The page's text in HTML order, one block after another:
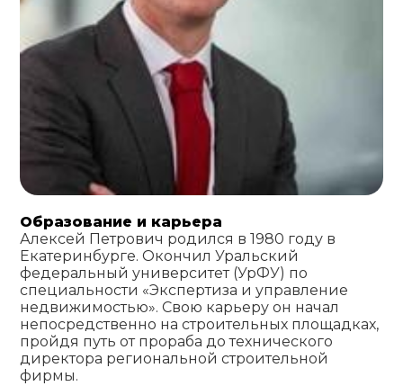
Образование и карьера
Алексей Петрович родился в 1980 году в
Екатеринбурге. Окончил Уральский
федеральный университет (УрФУ) по
специальности «Экспертиза и управление
недвижимостью». Свою карьеру он начал
непосредственно на строительных площадках,
пройдя путь от прораба до технического
директора региональной строительной
фирмы.